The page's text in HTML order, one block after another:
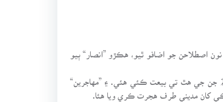
تي ٻن نون اصطلاحن جو اضافو ٿيو، هڪڙو ”انصار“ ٻيو
مسلسل ٻن سالن تائين يعني 621ع ۽ 622ع ۾ پيغمبر اسلام ﷺ جن جي هٿ تي بيعت ڪئي هئي. ۽ ”مهاجرين“
کان مديني طرف هجرت ڪري ويا هئا.